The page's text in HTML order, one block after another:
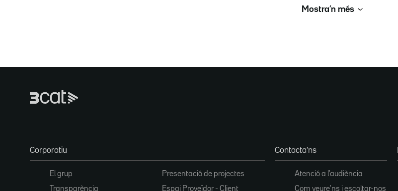
Mostra’n més
Corporatiu
El grup
Transparència
Presentació de projectes
Espai Proveïdor - Client
Contacta'ns
Atenció a l'audiència
Com veure'ns i escoltar-nos